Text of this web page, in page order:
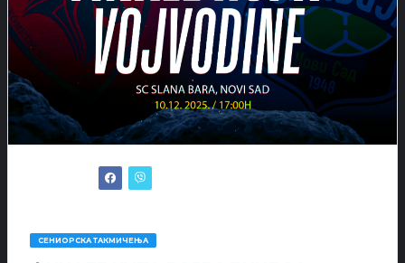
СЕНИОРСКА ТАКМИЧЕЊА